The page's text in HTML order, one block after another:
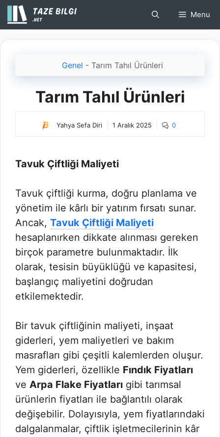
İçeriğe
atla
Menu
Genel - Tarım Tahıl Ürünleri
Tarım Tahıl Ürünleri
Yahya Sefa Diri 1 Aralık 2025 0
Tavuk Çiftliği Maliyeti
Tavuk çiftliği kurma, doğru planlama ve
yönetim ile kârlı bir yatırım fırsatı sunar.
Ancak, Tavuk Çiftliği Maliyeti
hesaplanırken dikkate alınması gereken
birçok parametre bulunmaktadır. İlk
olarak, tesisin büyüklüğü ve kapasitesi,
başlangıç maliyetini doğrudan
etkilemektedir.
Bir tavuk çiftliğinin maliyeti, inşaat
giderleri, yem maliyetleri ve bakım
masrafları gibi çeşitli kalemlerden oluşur.
Yem giderleri, özellikle Fındık Fiyatları
ve Arpa Flake Fiyatları gibi tarımsal
ürünlerin fiyatları ile bağlantılı olarak
değişebilir. Dolayısıyla, yem fiyatlarındaki
dalgalanmalar, çiftlik işletmecilerinin kâr